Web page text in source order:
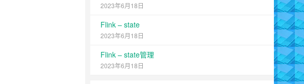
2023年6月18日
Flink – state
2023年6月18日
Flink – state管理
2023年6月18日